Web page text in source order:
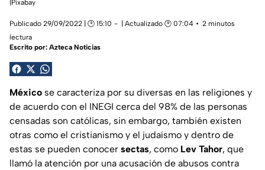
|Pixabay
Publicado 29/09/2022 | 🕑 15:10 | Actualizado 🕑 07:04
2 minutos
lectura
Escrito por: Azteca Noticias
México se caracteriza por su diversas en las religiones y
de acuerdo con el INEGI cerca del 98% de las personas
censadas son católicas, sin embargo, también existen
otras como el cristianismo y el judaísmo y dentro de
estas se pueden conocer sectas, como Lev Tahor, que
llamó la atención por una acusación de abusos contra